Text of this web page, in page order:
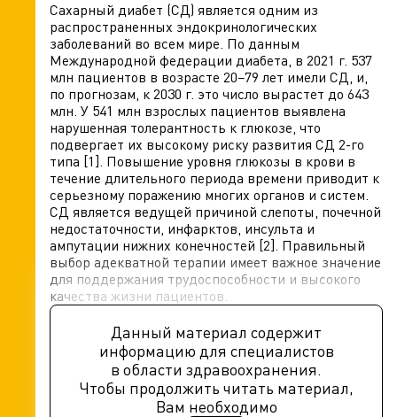
Сахарный диабет (СД) является одним из
распространенных эндокринологических
заболеваний во всем мире. По данным
Международной федерации диабета, в 2021 г. 537
млн пациентов в возрасте 20−79 лет имели СД, и,
по прогнозам, к 2030 г. это число вырастет до 643
млн. У 541 млн взрослых пациентов выявлена
нарушенная толерантность к глюкозе, что
подвергает их высокому риску развития СД 2-го
типа [1]. Повышение уровня глюкозы в крови в
течение длительного периода времени приводит к
серьезному поражению многих органов и систем.
СД является ведущей причиной слепоты, почечной
недостаточности, инфарктов, инсульта и
ампутации нижних конечностей [2]. Правильный
выбор адекватной терапии имеет важное значение
для поддержания трудоспособности и высокого
качества жизни пациентов.
Данный материал содержит
информацию для специалистов
в области здравоохранения.
Чтобы продолжить читать материал,
Вам необходимо